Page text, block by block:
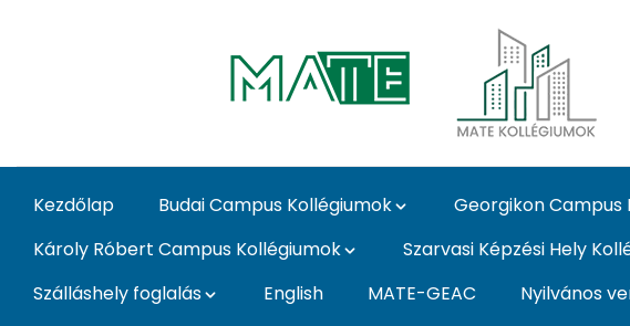
Kezdőlap Budai Campus Kollégiumok Georgikon Campus
Károly Róbert Campus Kollégiumok
Szarvasi Képzési Hely
Szálláshely foglalás
English MATE-GEAC Nyilvános